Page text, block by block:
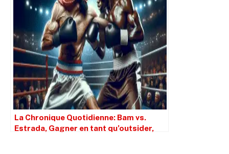
La Chronique Quotidienne: Bam vs.
Estrada, Gagner en tant qu’outsider,